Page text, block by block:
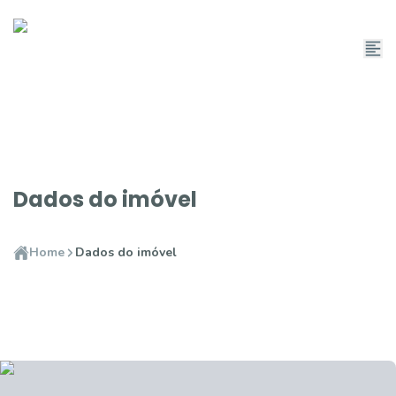
Dados do imóvel
Home Dados do imóvel